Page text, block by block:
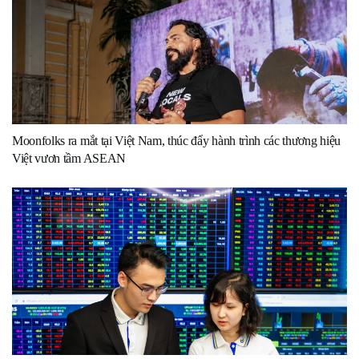
Moonfolks ra mắt tại Việt Nam, thúc đẩy hành trình các thương hiệu
Việt vươn tầm ASEAN